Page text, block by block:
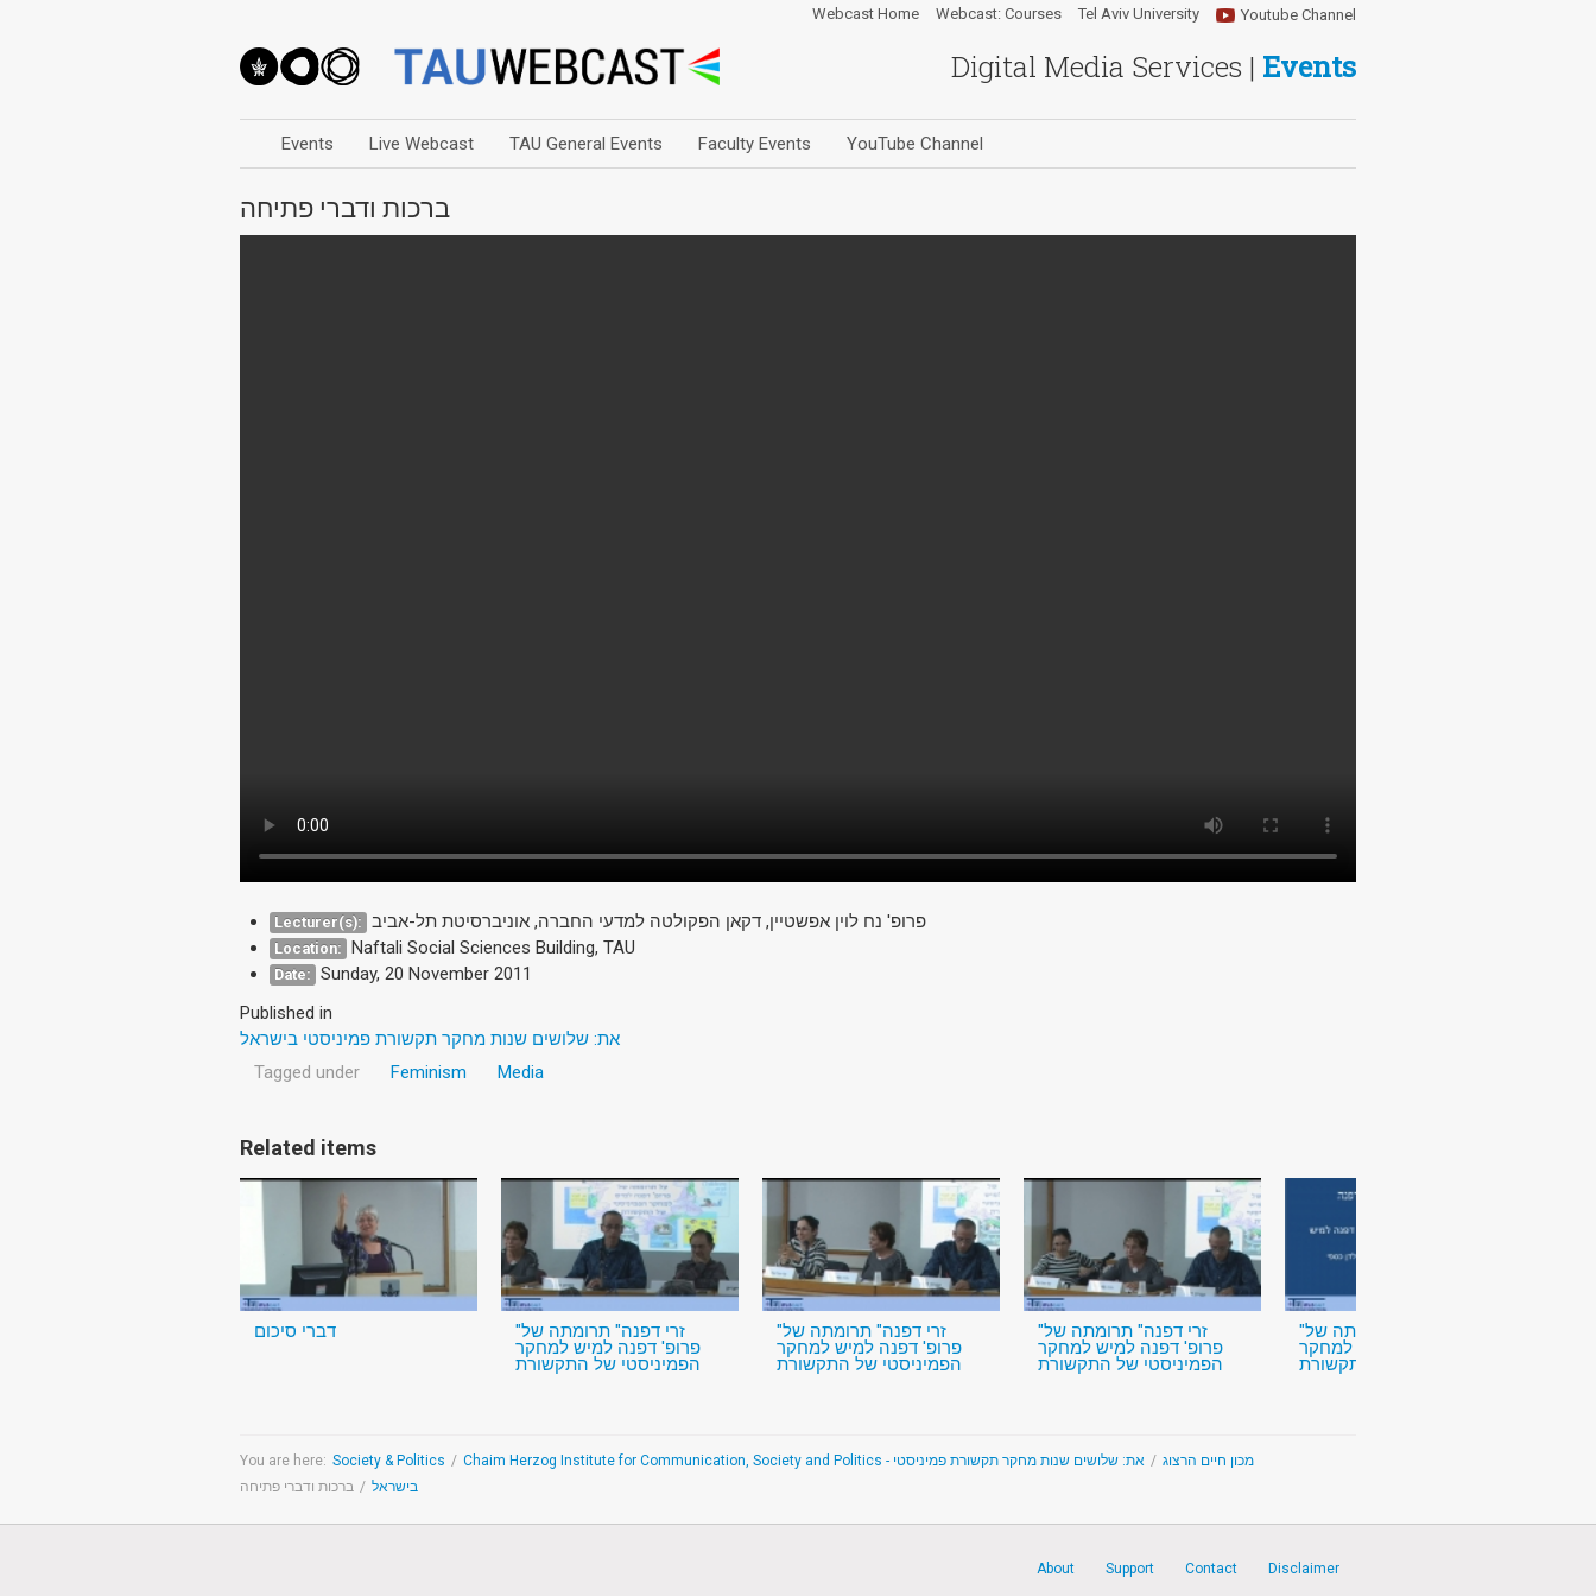
Digital Media Services | Events
Youtube Channel
Webcast Home Webcast: Courses Tel Aviv University
Events Live Webcast TAU General Events Faculty Events YouTube Channel
ברכות ודברי פתיחה
Lecturer(s): פרופ' נח לוין אפשטיין, דקאן הפקולטה למדעי החברה, אוניברסיטת תל-אביב
Location: Naftali Social Sciences Building, TAU
Date: Sunday, 20 November 2011
Published in
את: שלושים שנות מחקר תקשורת פמיניסטי בישראל
Tagged under
Feminism Media
Related items
דברי סיכום "זרי דפנה" תרומתה של
פרופ' דפנה למיש למחקר
הפמיניסטי של התקשורת
"זרי דפנה" תרומתה של
פרופ' דפנה למיש למחקר
הפמיניסטי של התקשורת
"זרי דפנה" תרומתה של
פרופ' דפנה למיש למחקר
הפמיניסטי של התקשורת
"זרי דפנה" תרומתה של
פרופ' דפנה למיש למחקר
הפמיניסטי של התקשורת
You are here: Society & Politics / Chaim Herzog Institute for Communication, Society and Politics - מכון חיים הרצוג / את: שלושים שנות מחקר תקשורת פמיניסטי
בישראל / ברכות ודברי פתיחה
About Support Contact Disclaimer